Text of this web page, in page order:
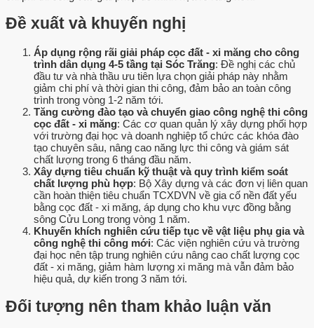
Đề xuất và khuyến nghị
Áp dụng rộng rãi giải pháp cọc đất - xi măng cho công
trình dân dụng 4-5 tầng tại Sóc Trăng: Đề nghị các chủ
đầu tư và nhà thầu ưu tiên lựa chọn giải pháp này nhằm
giảm chi phí và thời gian thi công, đảm bảo an toàn công
trình trong vòng 1-2 năm tới.
Tăng cường đào tạo và chuyển giao công nghệ thi công
cọc đất - xi măng: Các cơ quan quản lý xây dựng phối hợp
với trường đại học và doanh nghiệp tổ chức các khóa đào
tạo chuyên sâu, nâng cao năng lực thi công và giám sát
chất lượng trong 6 tháng đầu năm.
Xây dựng tiêu chuẩn kỹ thuật và quy trình kiểm soát
chất lượng phù hợp: Bộ Xây dựng và các đơn vị liên quan
cần hoàn thiện tiêu chuẩn TCXDVN về gia cố nền đất yếu
bằng cọc đất - xi măng, áp dụng cho khu vực đồng bằng
sông Cửu Long trong vòng 1 năm.
Khuyến khích nghiên cứu tiếp tục về vật liệu phụ gia và
công nghệ thi công mới: Các viện nghiên cứu và trường
đại học nên tập trung nghiên cứu nâng cao chất lượng cọc
đất - xi măng, giảm hàm lượng xi măng mà vẫn đảm bảo
hiệu quả, dự kiến trong 3 năm tới.
Đối tượng nên tham khảo luận văn